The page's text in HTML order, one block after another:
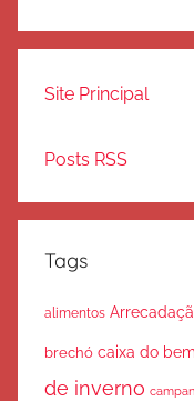
Site Principal
Posts RSS
Tags
alimentos
brechó caixa do bem
de inverno